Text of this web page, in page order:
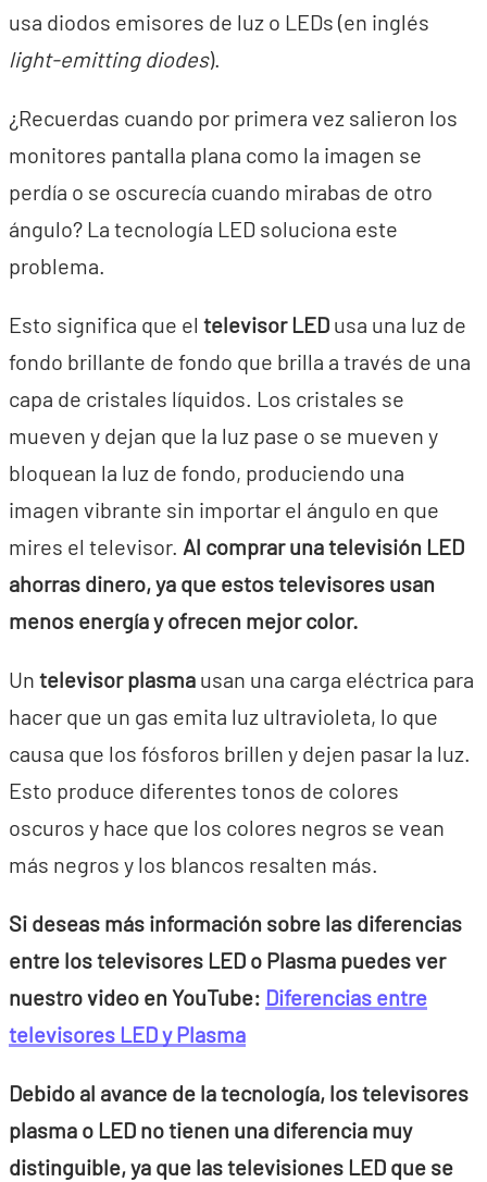
usa diodos emisores de luz o LEDs (en inglés
light-emitting diodes).
¿Recuerdas cuando por primera vez salieron los
monitores pantalla plana como la imagen se
perdía o se oscurecía cuando mirabas de otro
ángulo? La tecnología LED soluciona este
problema.
Esto significa que el televisor LED usa una luz de
fondo brillante de fondo que brilla a través de una
capa de cristales líquidos. Los cristales se
mueven y dejan que la luz pase o se mueven y
bloquean la luz de fondo, produciendo una
imagen vibrante sin importar el ángulo en que
mires el televisor. Al comprar una televisión LED
ahorras dinero, ya que estos televisores usan
menos energía y ofrecen mejor color.
Un televisor plasma usan una carga eléctrica para
hacer que un gas emita luz ultravioleta, lo que
causa que los fósforos brillen y dejen pasar la luz.
Esto produce diferentes tonos de colores
oscuros y hace que los colores negros se vean
más negros y los blancos resalten más.
Si deseas más información sobre las diferencias
entre los televisores LED o Plasma puedes ver
nuestro video en YouTube: Diferencias entre
televisores LED y Plasma
Debido al avance de la tecnología, los televisores
plasma o LED no tienen una diferencia muy
distinguible, ya que las televisiones LED que se